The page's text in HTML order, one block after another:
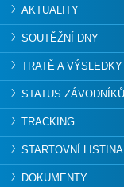
AKTUALITY
SOUTĚŽNÍ DNY
TRATĚ A VÝSLEDKY
STATUS ZÁVODNÍKŮ
TRACKING
STARTOVNÍ LISTINA
DOKUMENTY